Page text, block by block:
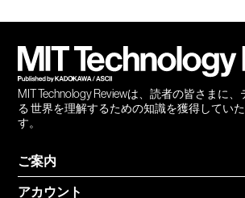
MIT Technology Reviewは、読者の皆さまに
る 世界を理解するための知識を獲得してい
す。
ご案内
アカウント